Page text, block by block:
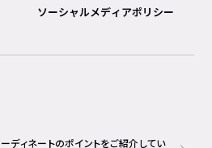
ソーシャルメディアポリシー
ディネートのポイントをご紹介してい